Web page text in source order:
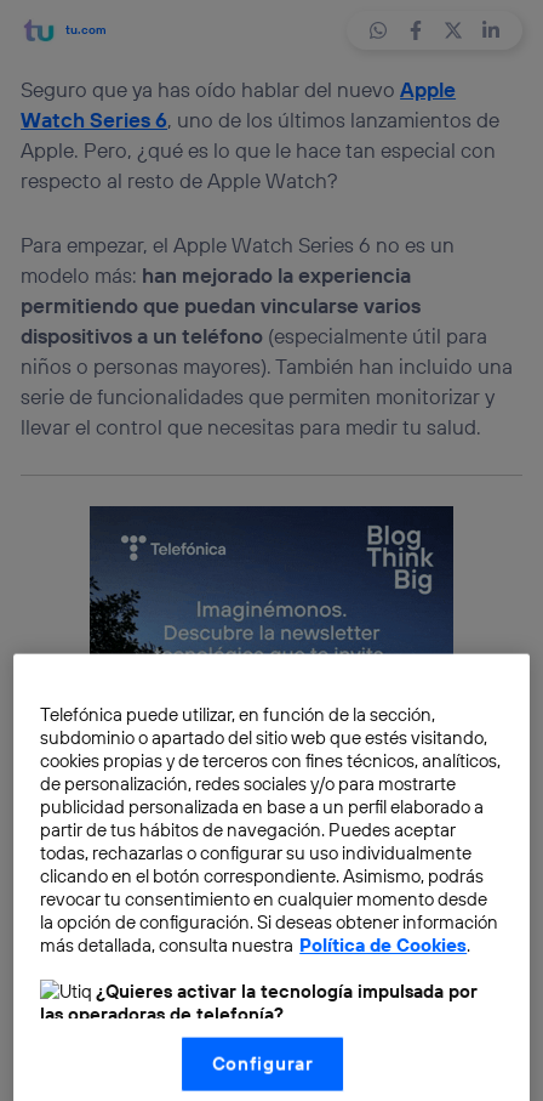
tu.com
Seguro que ya has oído hablar del nuevoApple
Watch Series 6, uno de los últimos lanzamientos de
Apple. Pero, ¿qué es lo que le hace tan especial con
respecto al resto de Apple Watch?
Para empezar, el Apple Watch Series 6 no es un
modelo más: han mejorado la experiencia
permitiendo que puedan vincularse varios
dispositivos a un teléfono (especialmente útil para
niños o personas mayores). También han incluido una
serie de funcionalidades que permiten monitorizar y
llevar el control que necesitas para medir tu salud.
Entre otras cosas, puede medir la distancia recorrida,
el ritmo cardíaco y respiratorio, cómo duermes cada
día o si estás estresado. Además de lo anterior, este
modelo es el único que incorporaun sensor de
y la posibilidad de obtener
electrocardiogramas (ECG) de manera instantánea.
Telefónica puede utilizar, en función de la sección,
subdominio o apartado del sitio web que estés visitando,
cookies propias y de terceros con fines técnicos, analíticos,
de personalización, redes sociales y/o para mostrarte
publicidad personalizada en base a un perfil elaborado a
partir de tus hábitos de navegación. Puedes aceptar
todas, rechazarlas o configurar su uso individualmente
clicando en el botón correspondiente. Asimismo, podrás
revocar tu consentimiento en cualquier momento desde
la opción de configuración. Si deseas obtener información
más detallada, consulta nuestra Política de Cookies.
¿Quieres activar la tecnología impulsada por
las operadoras de telefonía?
Nosotros, Telefónica S.A., utilizamos la tecnología Utiq para
realizar nuestras acciones de marketing digital o análisis
(como se describe en este aviso de consentimiento)
Configurar